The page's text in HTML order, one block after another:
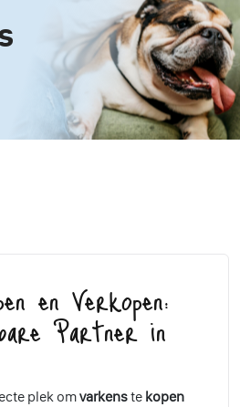
en Verkopen:
Partner in
plek omvarkenste kopen